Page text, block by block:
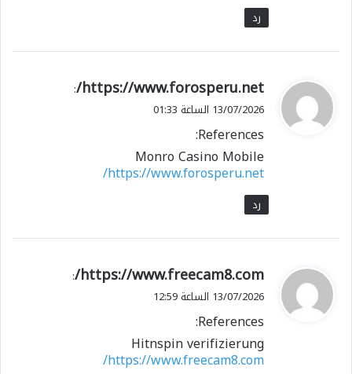
رد
ي
ق
ل
https://www.forosperu.net/
:
13/07/2026 الساعة 01:33
References:
Monro Casino Mobile
https://www.forosperu.net/
رد
ي
ق
ل
https://www.freecam8.com/
:
13/07/2026 الساعة 12:59
References:
Hitnspin verifizierung
https://www.freecam8.com/